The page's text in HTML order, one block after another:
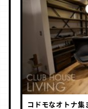
コドモなオトナ集